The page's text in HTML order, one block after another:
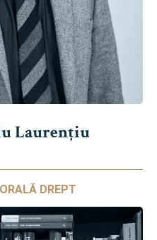
Laurențiu
DREPT